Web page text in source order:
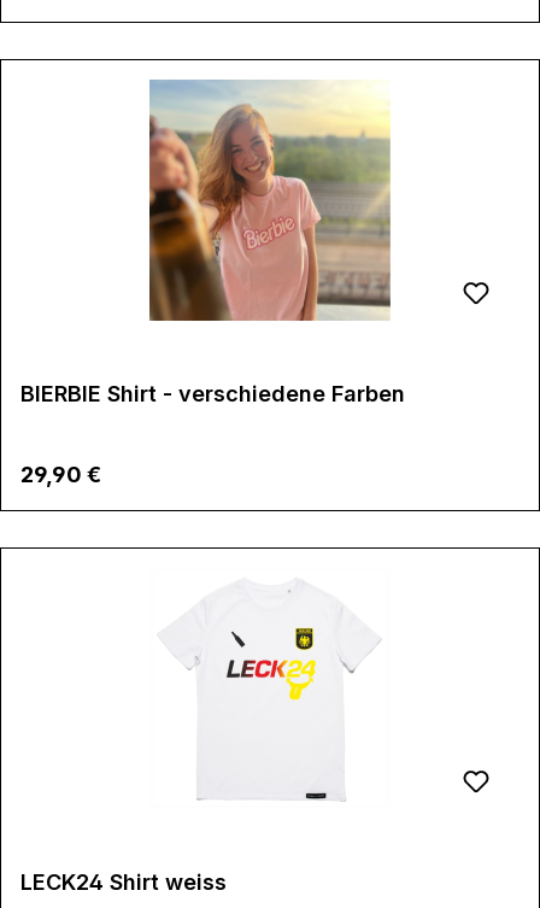
BIERBIE Shirt - verschiedene Farben
Regulärer Preis:
29,90 €
LECK24 Shirt weiss